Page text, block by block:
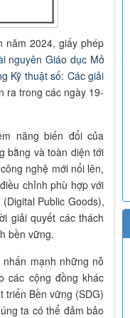
năm 2024, giấy phép
nguyên Giáo dục Mở
Kỹ thuật số: Các giải
ra trong các ngày 19-
năng biến đổi của
bằng và toàn diện tới
nghệ mới nổi lên,
chỉnh phù hợp với
(Digital Public Goods),
giải quyết các thách
bền vững.
mạnh những nỗ
các cộng đồng khác
triển Bền vững (SDG)
ta có thể đảm bảo